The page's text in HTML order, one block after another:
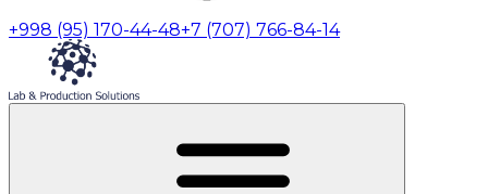
+998 (95) 170-44-48+7 (707) 766-84-14